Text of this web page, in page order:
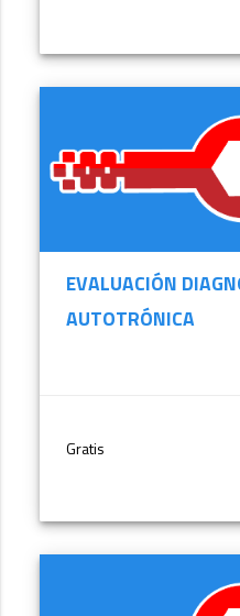
EVALUACIÓN
AUTOTRÓNICA
Gratis